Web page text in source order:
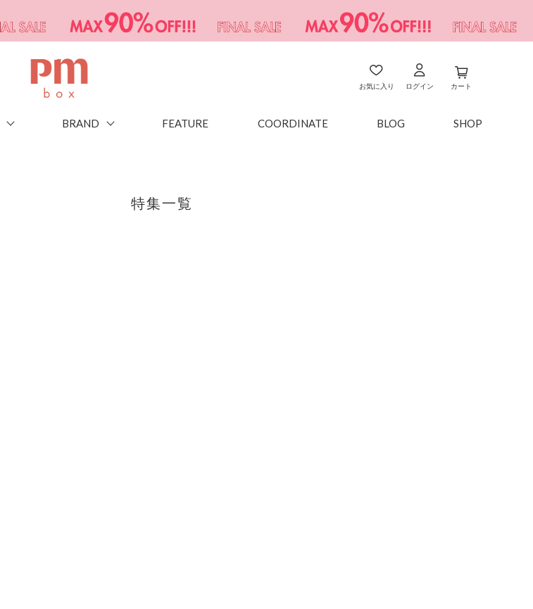
お気に入り ログイン カート
BRAND FEATURE COORDINATE BLOG SHOP
特集一覧